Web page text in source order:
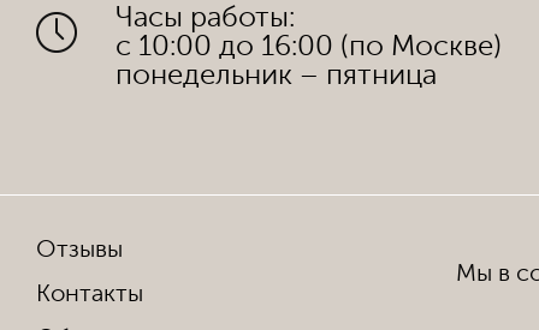
Часы работы:
с 10:00 до 16:00 (по Москве)
понедельник – пятница
Отзывы
Контакты
Мы в